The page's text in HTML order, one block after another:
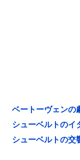
ベートーヴェンの
シューベルトのイ
シューベルトの交